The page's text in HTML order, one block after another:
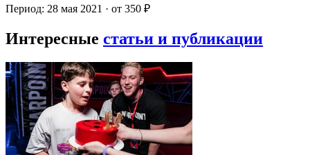
Период: 28 мая 2021 · от 350 ₽
Интересные статьи и публикации